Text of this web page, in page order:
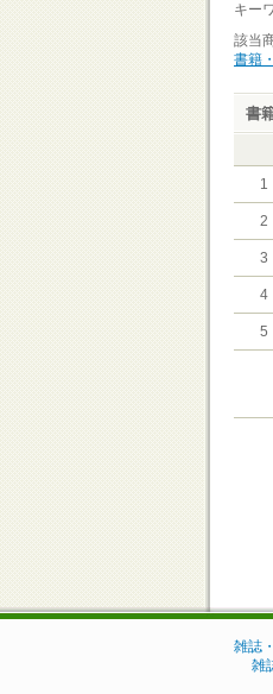
キー
該当
書籍
書
1
2
3
4
5
雑誌
雑